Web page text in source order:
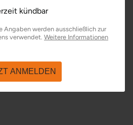
kündbar
Angaben werden ausschließlich zur
verwendet. Weitere Informationen
Fenster
ANMELDEN